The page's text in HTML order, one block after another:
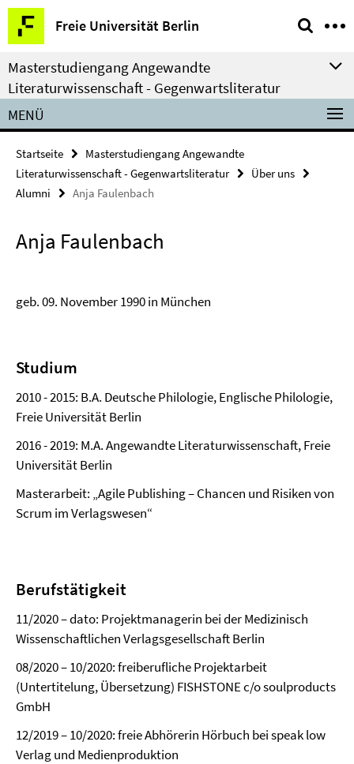
Springe
direkt
zu
Inhalt
Freie Universität Berlin
Service-
Navigation
Masterstudiengang Angewandte
Literaturwissenschaft - Gegenwartsliteratur
MENÜ
Startseite
Masterstudiengang Angewandte
Literaturwissenschaft - Gegenwartsliteratur
Über uns
Alumni
Anja Faulenbach
Anja Faulenbach
geb. 09. November 1990 in München
Studium
2010 - 2015: B.A. Deutsche Philologie, Englische Philologie,
Freie Universität Berlin
2016 - 2019: M.A. Angewandte Literaturwissenschaft, Freie
Universität Berlin
Masterarbeit: „Agile Publishing – Chancen und Risiken von
Scrum im Verlagswesen“
Berufstätigkeit
11/2020 – dato: Projektmanagerin bei der Medizinisch
Wissenschaftlichen Verlagsgesellschaft Berlin
08/2020 – 10/2020: freiberufliche Projektarbeit
(Untertitelung, Übersetzung) FISHSTONE c/o soulproducts
GmbH
12/2019 – 10/2020: freie Abhörerin Hörbuch bei speak low
Verlag und Medienproduktion